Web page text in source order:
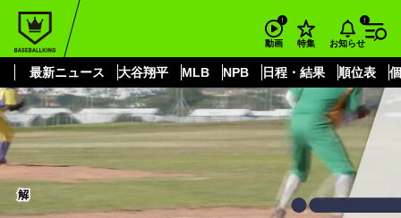
動画 特集 お知らせ
最新ニュース 大谷翔平 MLB NPB 日程・結果 順位表
もっと見る